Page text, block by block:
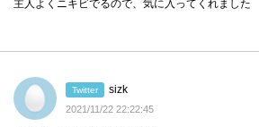
主人よくニキビでるので、気に入ってくれました
Twitter sizk
2021/11/22 22:22:45